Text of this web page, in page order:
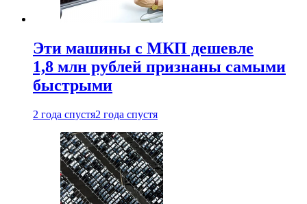
Эти машины с МКП дешевле
1,8 млн рублей признаны самыми
быстрыми
2 года спустя2 года спустя